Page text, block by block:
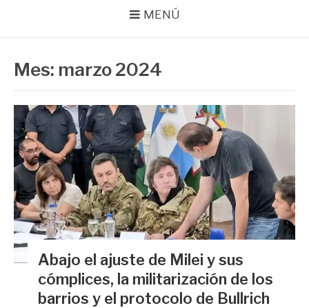
MENÚ
Mes: marzo 2024
Abajo el ajuste de Milei y sus
cómplices, la militarización de los
barrios y el protocolo de Bullrich